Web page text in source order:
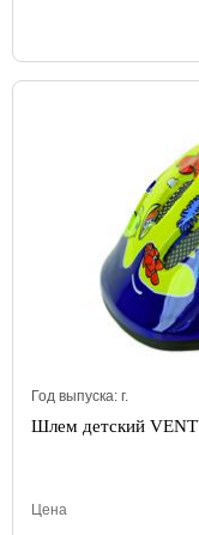
Год выпуска: г.
Шлем детский
Цена